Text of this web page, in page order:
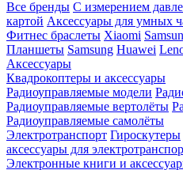
Все бренды C измерением
картой Аксессуары для умных
Фитнес браслеты Xiaomi
Планшеты Samsung Huawei
Аксессуары
Квадрокоптеры и аксессуары
Радиоуправляемые модели
Радиоуправляемые вертолёты
Радиоуправляемые самолёты
Электротранспорт Гироскутеры
аксессуары для
Электронные книги и